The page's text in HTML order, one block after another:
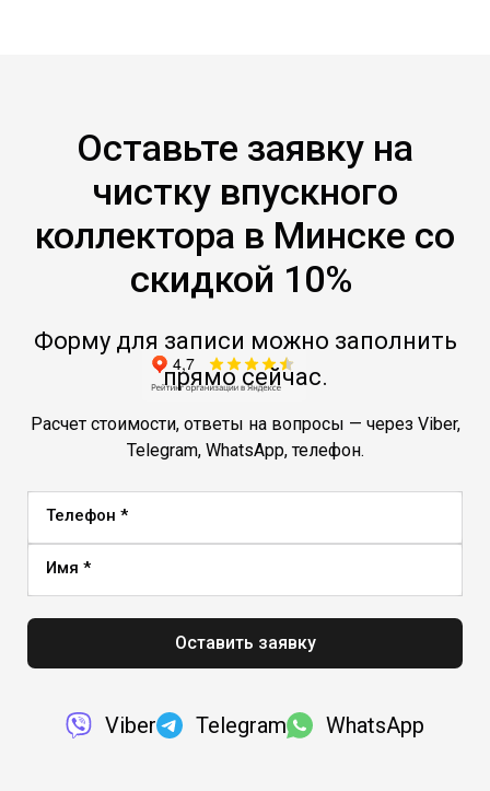
Оставьте заявку на
чистку впускного
коллектора в Минске со
скидкой 10%
Форму для записи можно заполнить
прямо сейчас.
Расчет стоимости, ответы на вопросы — через Viber,
Telegram, WhatsApp, телефон.
Телефон *
Имя *
Оставить заявку
Viber Telegram WhatsApp